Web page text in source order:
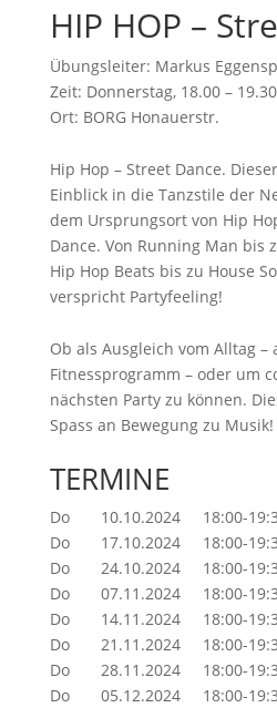
HIP HOP –
Übungsleiter: Markus
Zeit: Donnerstag, 18.00 –
Ort: BORG Honauerstr.
Hip Hop – Street Dance.
Einblick in die Tanzstile der
dem Ursprungsort von Hip
Dance. Von Running Man bis
Hip Hop Beats bis zu House
verspricht Partyfeeling!
Ob als Ausgleich vom Alltag –
Fitnessprogramm – oder um
nächsten Party zu können.
Spass an Bewegung zu Musik!
TERMINE
Do 10.10.2024 18:00-
Do 17.10.2024 18:00-
Do 24.10.2024 18:00-
Do 07.11.2024 18:00-
Do 14.11.2024 18:00-
Do 21.11.2024 18:00-
Do 28.11.2024 18:00-
Do 05.12.2024 18:00-